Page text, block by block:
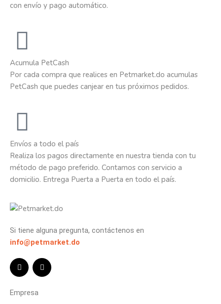
con envío y pago automático.
Acumula PetCash
Por cada compra que realices en Petmarket.do acumulas
PetCash que puedes canjear en tus próximos pedidos.
Envíos a todo el país
Realiza los pagos directamente en nuestra tienda con tu
método de pago preferido. Contamos con servicio a
domicilio. Entrega Puerta a Puerta en todo el país.
Si tiene alguna pregunta, contáctenos en
info@petmarket.do
Empresa